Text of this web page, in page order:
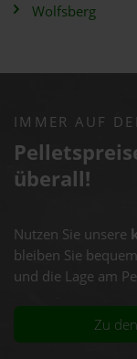
Wolfsberg
IMMER AUF
überall!
Nutzen Sie unsere
bleiben Sie
und die Lage am
Zu